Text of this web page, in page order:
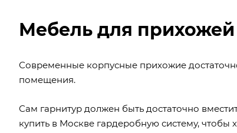
Мебель для прихожей
Современные корпусные прихожие
помещения.
Сам гарнитур должен быть достаточно
купить в Москве гардеробную систему, чтобы